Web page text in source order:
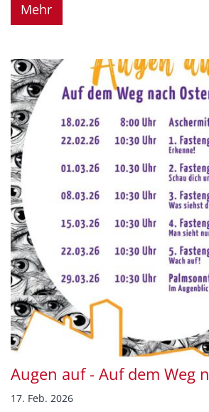
Mehr
Augen auf - Auf dem Weg
17. Feb. 2026